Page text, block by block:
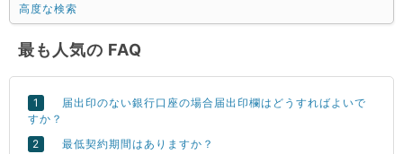
高度な検索
最も人気の FAQ
届出印のない銀行口座の場合届出印欄はどうすればよいで
すか？
最低契約期間はありますか？